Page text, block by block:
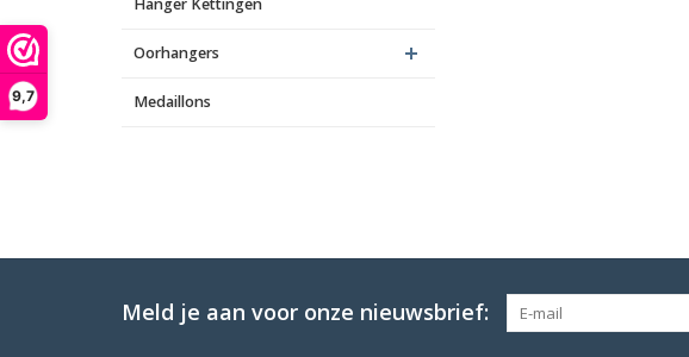
9,7
Hanger Kettingen
Oorhangers
Medaillons
Meld je aan voor onze nieuwsbrief: